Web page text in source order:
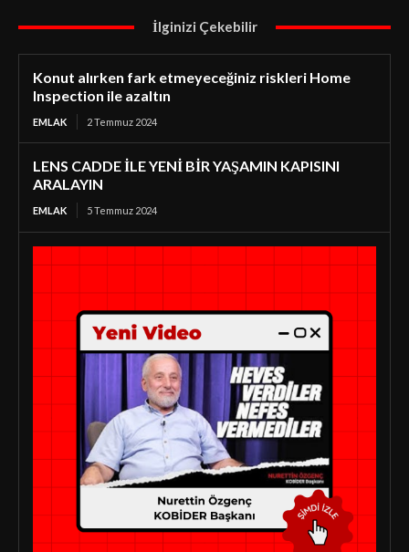
İlginizi Çekebilir
Konut alırken fark etmeyeceğiniz riskleri Home
Inspection ile azaltın
EMLAK 2 Temmuz 2024
LENS CADDE İLE YENİ BİR YAŞAMIN KAPISINI
ARALAYIN
EMLAK 5 Temmuz 2024